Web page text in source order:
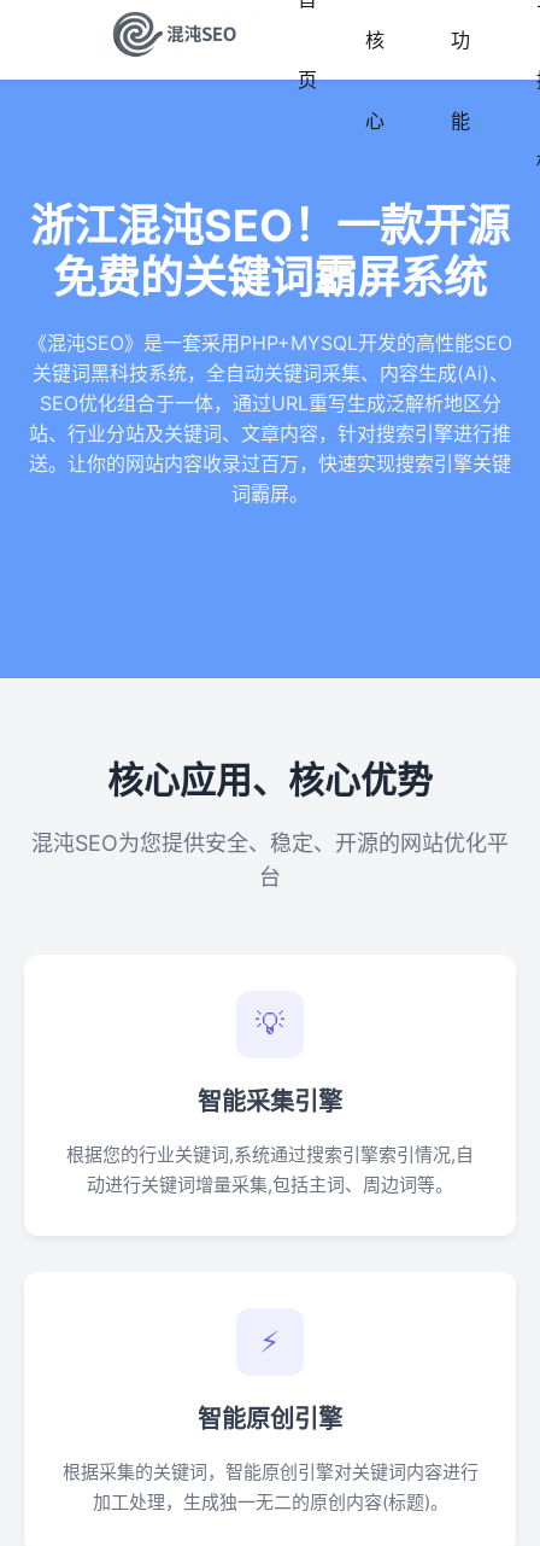
页
核
心
功
能
浙江混沌SEO！一款开源
免费的关键词霸屏系统
《混沌SEO》是一套采用PHP+MYSQL开发的高性能SEO
关键词黑科技系统，全自动关键词采集、内容生成(Ai)、
SEO优化组合于一体，通过URL重写生成泛解析地区分
站、行业分站及关键词、文章内容，针对搜索引擎进行推
送。让你的网站内容收录过百万，快速实现搜索引擎关键
词霸屏。
核心应用、核心优势
混沌SEO为您提供安全、稳定、开源的网站优化平
台
💡
智能采集引擎
根据您的行业关键词,系统通过搜索引擎索引情况,自
动进行关键词增量采集,包括主词、周边词等。
⚡
智能原创引擎
根据采集的关键词，智能原创引擎对关键词内容进行
加工处理，生成独一无二的原创内容(标题)。